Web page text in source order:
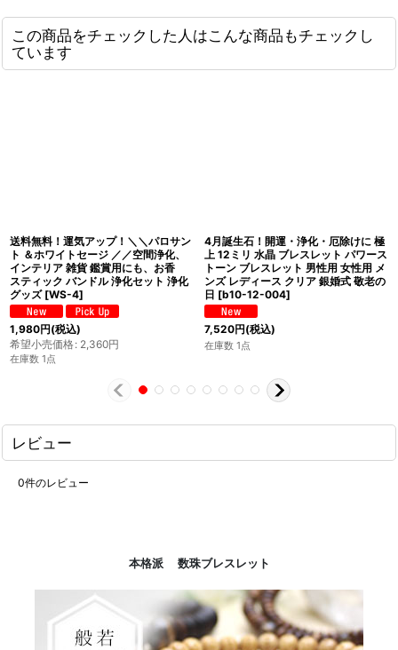
この商品をチェックした人はこんな商品もチェックし
ています
送料無料！運気アップ！＼＼パロサン
ト ＆ホワイトセージ ／／空間浄化、
インテリア 雑貨 鑑賞用にも、お香
スティック バンドル 浄化セット 浄化
グッズ [WS-4]
1,980円(税込)
希望小売価格: 2,360円
在庫数 1点
4月誕生石！開運・浄化・厄除けに 極
上 12ミリ 水晶 ブレスレット パワース
トーン ブレスレット 男性用 女性用 メ
ンズ レディース クリア 銀婚式 敬老の
日 [b10-12-004]
7,520円(税込)
在庫数 1点
レビュー
0件のレビュー
本格派 数珠ブレスレット